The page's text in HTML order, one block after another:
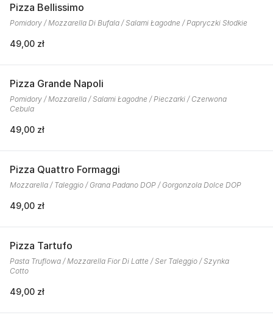
Pizza Bellissimo
Pomidory / Mozzarella Di Bufala / Salami Łagodne / Papryczki Słodkie
49,00 zł
Pizza Grande Napoli
Pomidory / Mozzarella / Salami Łagodne / Pieczarki / Czerwona
Cebula
49,00 zł
Pizza Quattro Formaggi
Mozzarella / Taleggio / Grana Padano DOP / Gorgonzola Dolce DOP
49,00 zł
Pizza Tartufo
Pasta Truflowa / Mozzarella Fior Di Latte / Ser Taleggio / Szynka
Cotto
49,00 zł